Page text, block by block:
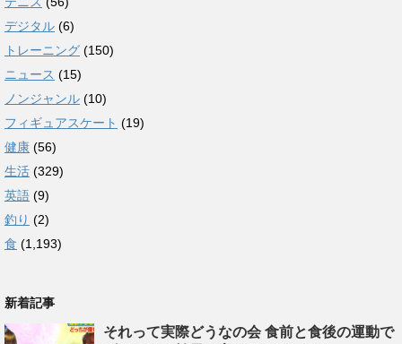
デジタル (6)
トレーニング (150)
ニュース (15)
ノンジャンル (10)
フィギュアスケート (19)
健康 (56)
生活 (329)
英語 (9)
釣り (2)
食 (1,193)
新着記事
それって実際どうなの会 食前と食後の運動で